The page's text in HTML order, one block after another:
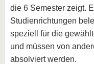
die 6 Semester zeigt.
Studienrichtungen
speziell für die
und müssen von
absolviert werden.